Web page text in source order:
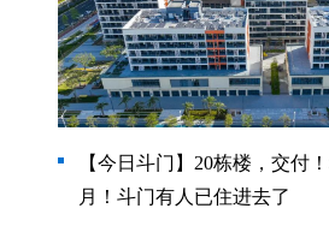
【今日斗门】20栋楼，交付
月！斗门有人已住进去了